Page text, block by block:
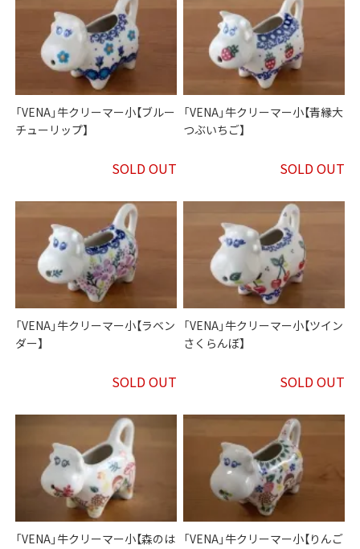
「VENA」牛クリーマー小【ブルー
チューリップ】
SOLD OUT
「VENA」牛クリーマー小【青縁大
つぶいちご】
SOLD OUT
「VENA」牛クリーマー小【ラベン
ダー】
SOLD OUT
「VENA」牛クリーマー小【ツイン
さくらんぼ】
SOLD OUT
「VENA」牛クリーマー小【森のは 「VENA」牛クリーマー小【りんご